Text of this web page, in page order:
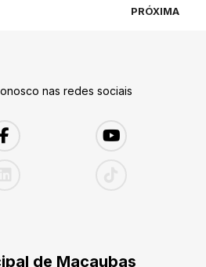
PRÓXIMA
nas redes sociais
de Macaubas